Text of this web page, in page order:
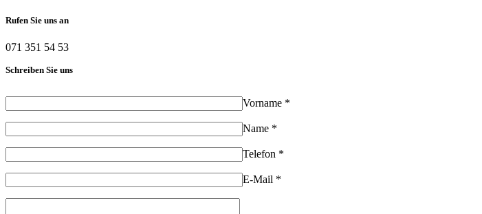
Rufen Sie uns an
071 351 54 53
Schreiben Sie uns
Vorname *
Name *
Telefon *
E-Mail *